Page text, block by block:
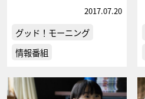
2017.07.20
グッド！モーニング
情報番組